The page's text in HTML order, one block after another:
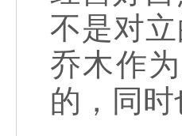
不是对
乔木作
的，同